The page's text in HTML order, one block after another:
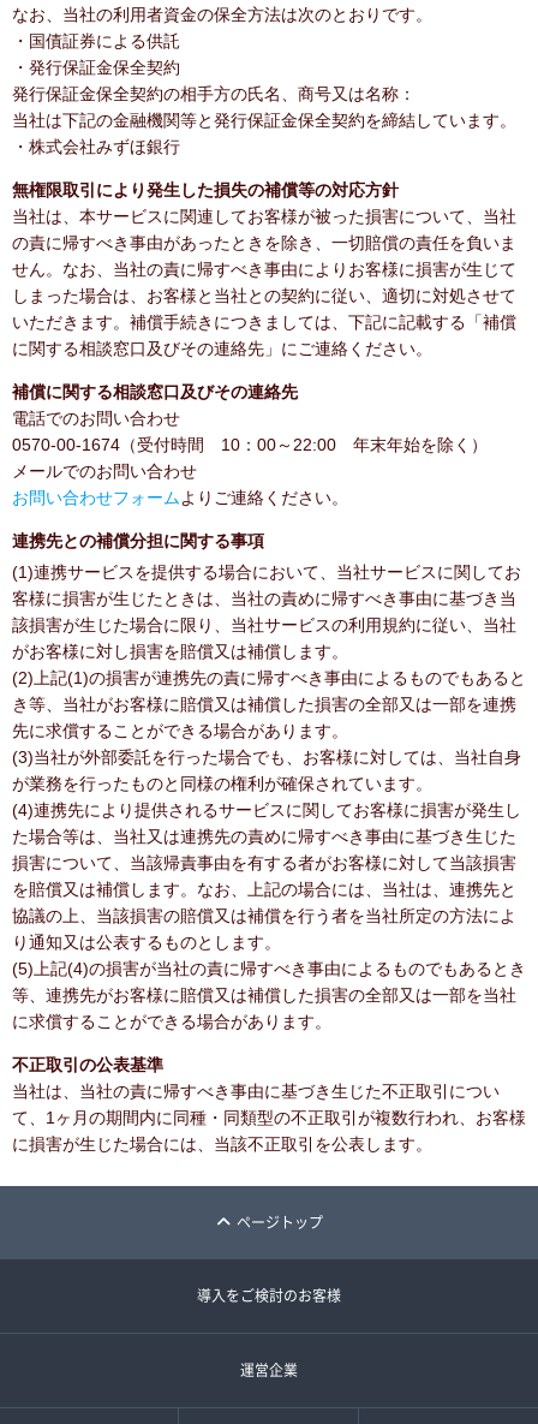
なお、当社の利用者資金の保全方法は次のとおりです。
・国債証券による供託
・発行保証金保全契約
発行保証金保全契約の相手方の氏名、商号又は名称：
当社は下記の金融機関等と発行保証金保全契約を締結しています。
・株式会社みずほ銀行
無権限取引により発生した損失の補償等の対応方針
当社は、本サービスに関連してお客様が被った損害について、当社
の責に帰すべき事由があったときを除き、一切賠償の責任を負いま
せん。なお、当社の責に帰すべき事由によりお客様に損害が生じて
しまった場合は、お客様と当社との契約に従い、適切に対処させて
いただきます。補償手続きにつきましては、下記に記載する「補償
に関する相談窓口及びその連絡先」にご連絡ください。
補償に関する相談窓口及びその連絡先
電話でのお問い合わせ
0570-00-1674（受付時間 10：00～22:00 年末年始を除く）
メールでのお問い合わせ
お問い合わせフォームよりご連絡ください。
連携先との補償分担に関する事項
(1)連携サービスを提供する場合において、当社サービスに関してお
客様に損害が生じたときは、当社の責めに帰すべき事由に基づき当
該損害が生じた場合に限り、当社サービスの利用規約に従い、当社
がお客様に対し損害を賠償又は補償します。
(2)上記(1)の損害が連携先の責に帰すべき事由によるものでもあると
き等、当社がお客様に賠償又は補償した損害の全部又は一部を連携
先に求償することができる場合があります。
(3)当社が外部委託を行った場合でも、お客様に対しては、当社自身
が業務を行ったものと同様の権利が確保されています。
(4)連携先により提供されるサービスに関してお客様に損害が発生し
た場合等は、当社又は連携先の責めに帰すべき事由に基づき生じた
損害について、当該帰責事由を有する者がお客様に対して当該損害
を賠償又は補償します。なお、上記の場合には、当社は、連携先と
協議の上、当該損害の賠償又は補償を行う者を当社所定の方法によ
り通知又は公表するものとします。
(5)上記(4)の損害が当社の責に帰すべき事由によるものでもあるとき
等、連携先がお客様に賠償又は補償した損害の全部又は一部を当社
に求償することができる場合があります。
不正取引の公表基準
当社は、当社の責に帰すべき事由に基づき生じた不正取引につい
て、1ヶ月の期間内に同種・同類型の不正取引が複数行われ、お客様
に損害が生じた場合には、当該不正取引を公表します。
ページトップ
導入をご検討のお客様
運営企業